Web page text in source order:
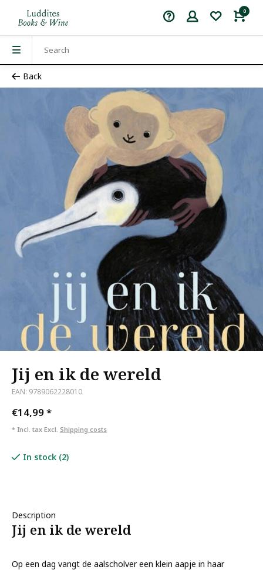
0
Back
Jij en ik de wereld
EAN: 9789062228010
€14,99*
* Incl. tax Excl. Shipping costs
In stock (2)
Description
Jij en ik de wereld
Op een dag vangt de aalscholver een klein aapje in haar